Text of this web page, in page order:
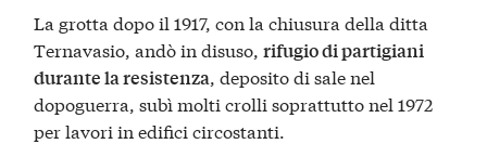
La grotta dopo il 1917, con la chiusura della ditta
Ternavasio, andò in disuso,rifugio di partigiani
durante la resistenza, deposito di sale nel
dopoguerra, subì molti crolli soprattutto nel 1972
per lavori in edifici circostanti.